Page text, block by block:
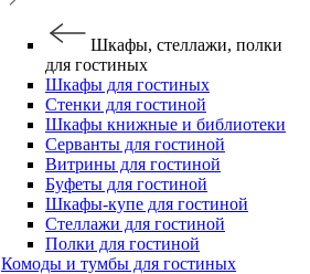
Шкафы, стеллажи, полки
для гостиных
Шкафы для гостиных
Стенки для гостиной
Шкафы книжные и библиотеки
Серванты для гостиной
Витрины для гостиной
Буфеты для гостиной
Шкафы-купе для гостиной
Стеллажи для гостиной
Полки для гостиной
Комоды и тумбы для гостиных